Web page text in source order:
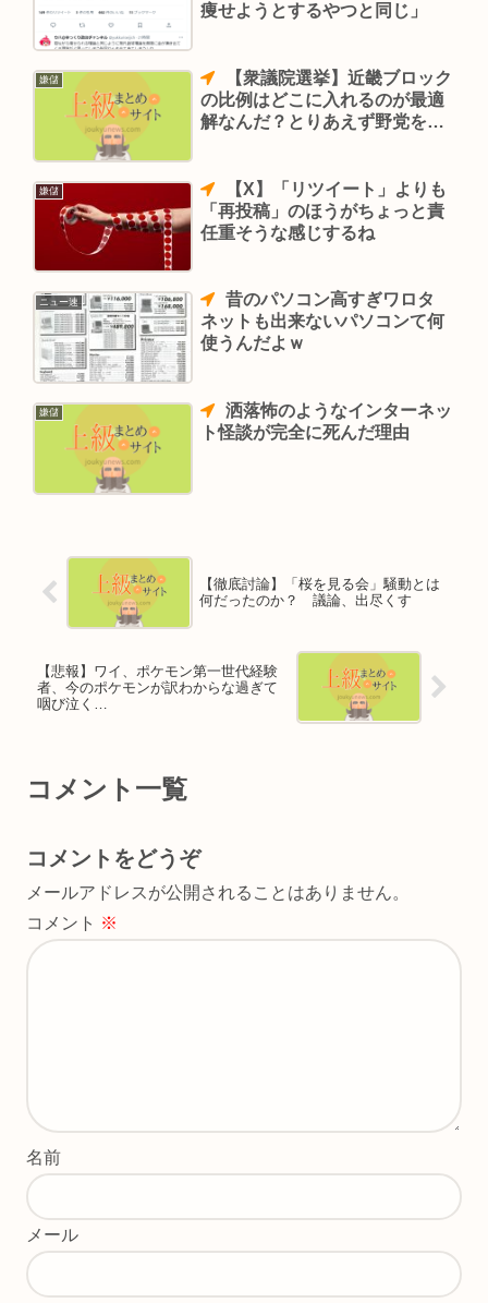
痩せようとするやつと同じ」
嫌儲
の比例はどこに入れるのが最適
解なんだ？とりあえず野党をで
嫌儲
「再投稿」のほうがちょっと責
任重そうな感じするね
ニュー速
昔のパソコン高すぎワロタ
ネットも出来ないパソコンて何
使うんだよｗ
嫌儲
洒落怖のようなインターネッ
ト怪談が完全に死んだ理由
【徹底討論】「桜を見る会」騒動とは
何だったのか？ 議論、出尽くす
【悲報】ワイ、ポケモン第一世代経験
者、今のポケモンが訳わからな過ぎて
咽び泣く…
コメント一覧
コメントをどうぞ
メールアドレスが公開されることはありません。
コメント ※
名前
メール